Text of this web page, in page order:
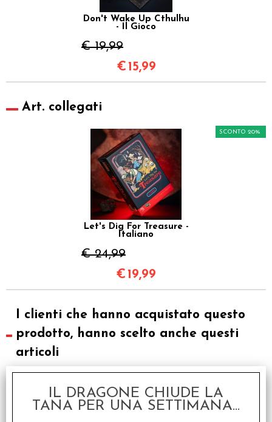
Don't Wake Up Cthulhu
- Il Gioco
€ 19,99
€ 15,99
Art. collegati
Let's Dig For Treasure -
Italiano
€ 24,99
SCONTO 20%
€ 19,99
I clienti che hanno acquistato questo
prodotto, hanno scelto anche questi
articoli
IL DRAGONE CHIUDE LA
TANA PER UNA SETTIMANA...